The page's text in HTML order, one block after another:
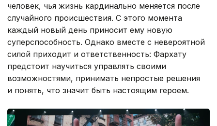
человек, чья жизнь кардинально меняется после
случайного происшествия. С этого момента
каждый новый день приносит ему новую
суперспособность. Однако вместе с невероятной
силой приходит и ответственность: Фархату
предстоит научиться управлять своими
возможностями, принимать непростые решения
и понять, что значит быть настоящим героем.